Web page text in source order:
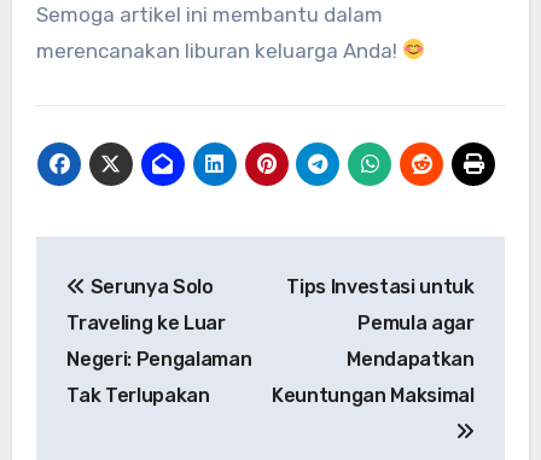
Semoga artikel ini membantu dalam
merencanakan liburan keluarga Anda!
pos
Serunya Solo
Traveling ke Luar
Negeri: Pengalaman
Tak Terlupakan
Tips Investasi untuk
Pemula agar
Mendapatkan
Keuntungan Maksimal